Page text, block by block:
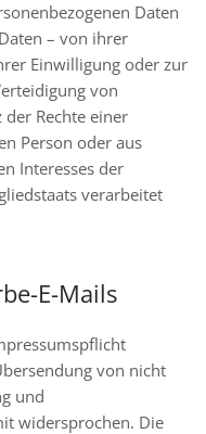
Daten
– von ihrer
Einwilligung oder zur
von
der Rechte einer
Person oder aus
Interesses der
verarbeitet
E-Mails
von nicht
und
widersprochen. Die